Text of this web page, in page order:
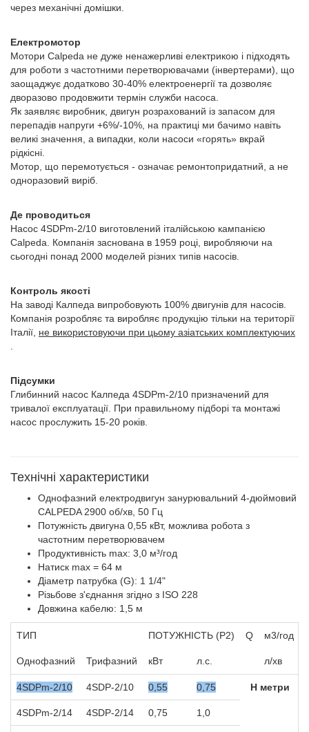
через механічні домішки.
Електромотор
Мотори Calpeda не дуже ненажерливі електрикою і підходять
для роботи з частотними перетворювачами (інвертерами), що
заощаджує додатково 30-40% електроенергії та дозволяє
дворазово продовжити термін служби насоса.
Як заявляє виробник, двигун розрахований із запасом для
перепадів напруги +6%/-10%, на практиці ми бачимо навіть
великі значення, а випадки, коли насоси «горять» вкрай
рідкісні.
Мотор, що перемотується - означає ремонтопридатний, а не
одноразовий виріб.
Де проводиться
Насос 4SDPm-2/10 виготовлений італійською кампанією
Calpeda. Компанія заснована в 1959 році, виробляючи на
сьогодні понад 2000 моделей різних типів насосів.
Контроль якості
На заводі Калпеда випробовують 100% двигунів для насосів.
Компанія розробляє та виробляє продукцію тільки на території
Італії, не використовуючи при цьому азіатських комплектуючих
Підсумки
Глибинний насос Калпеда 4SDPm-2/10 призначений для
тривалої експлуатації. При правильному підборі та монтажі
насос прослужить 15-20 років.
Технічні характеристики
Однофазний електродвигун занурювальний 4-дюймовий
CALPEDA 2900 об/хв, 50 Гц
Потужність двигуна 0,55 кВт, можлива робота з
частотним перетворювачем
Продуктивність max: 3,0 м³/год
Натиск max = 64 м
Діаметр патрубка (G): 1 1/4"
Різьбове з'єднання згідно з ISO 228
Довжина кабелю: 1,5 м
ТИП ПОТУЖНІСТЬ (P2) Q м3/год
Однофазний Трифазний кВт л.с. л/хв
4SDPm-2/10 4SDP-2/10 0,55 0,75 Н метри
4SDPm-2/14 4SDP-2/14 0,75 1,0